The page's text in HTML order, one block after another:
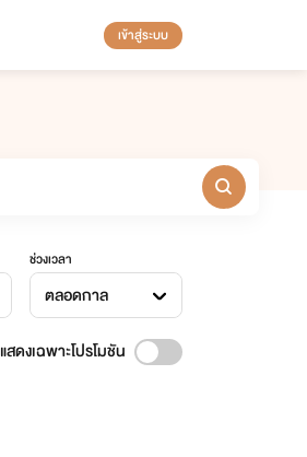
เข้าสู่ระบบ
ช่วงเวลา
ตลอดกาล
แสดงเฉพาะโปรโมชัน